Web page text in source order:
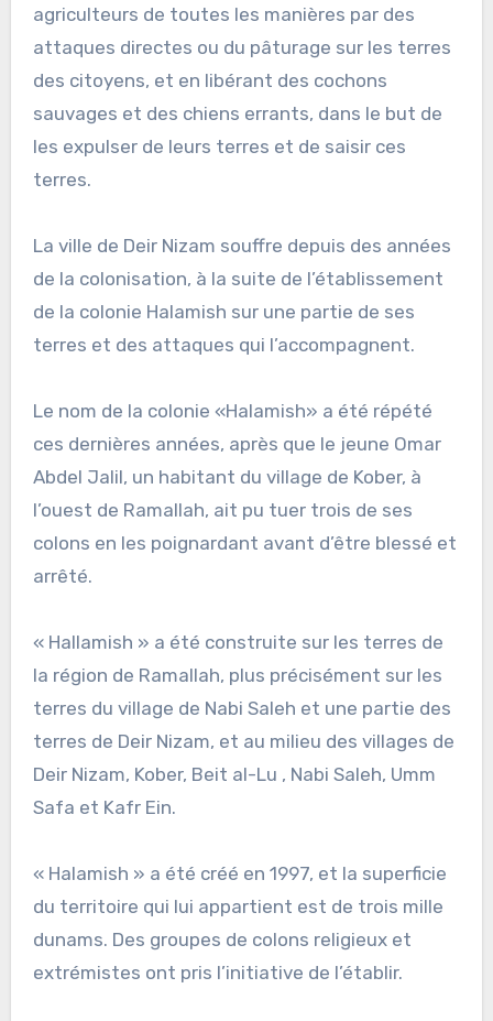
agriculteurs de toutes les manières par des
attaques directes ou du pâturage sur les terres
des citoyens, et en libérant des cochons
sauvages et des chiens errants, dans le but de
les expulser de leurs terres et de saisir ces
terres.
La ville de Deir Nizam souffre depuis des années
de la colonisation, à la suite de l’établissement
de la colonie Halamish sur une partie de ses
terres et des attaques qui l’accompagnent.
Le nom de la colonie «Halamish» a été répété
ces dernières années, après que le jeune Omar
Abdel Jalil, un habitant du village de Kober, à
l’ouest de Ramallah, ait pu tuer trois de ses
colons en les poignardant avant d’être blessé et
arrêté.
« Hallamish » a été construite sur les terres de
la région de Ramallah, plus précisément sur les
terres du village de Nabi Saleh et une partie des
terres de Deir Nizam, et au milieu des villages de
Deir Nizam, Kober, Beit al-Lu , Nabi Saleh, Umm
Safa et Kafr Ein.
« Halamish » a été créé en 1997, et la superficie
du territoire qui lui appartient est de trois mille
dunams. Des groupes de colons religieux et
extrémistes ont pris l’initiative de l’établir.